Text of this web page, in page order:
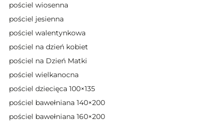
pościel wiosenna
pościel jesienna
pościel walentynkowa
pościel na dzień kobiet
pościel na Dzień Matki
pościel wielkanocna
pościel dziecięca 100×135
pościel bawełniana 140×200
pościel bawełniana 160×200